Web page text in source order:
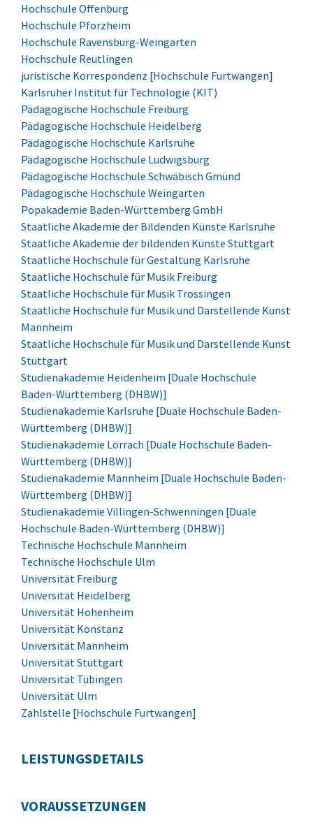
Hochschule Offenburg
Hochschule Pforzheim
Hochschule Ravensburg-Weingarten
Hochschule Reutlingen
juristische Korrespondenz [Hochschule Furtwangen]
Karlsruher Institut für Technologie (KIT)
Pädagogische Hochschule Freiburg
Pädagogische Hochschule Heidelberg
Pädagogische Hochschule Karlsruhe
Pädagogische Hochschule Ludwigsburg
Pädagogische Hochschule Schwäbisch Gmünd
Pädagogische Hochschule Weingarten
Popakademie Baden-Württemberg GmbH
Staatliche Akademie der Bildenden Künste Karlsruhe
Staatliche Akademie der bildenden Künste Stuttgart
Staatliche Hochschule für Gestaltung Karlsruhe
Staatliche Hochschule für Musik Freiburg
Staatliche Hochschule für Musik Trossingen
Staatliche Hochschule für Musik und Darstellende Kunst
Mannheim
Staatliche Hochschule für Musik und Darstellende Kunst
Stuttgart
Studienakademie Heidenheim [Duale Hochschule
Baden-Württemberg (DHBW)]
Studienakademie Karlsruhe [Duale Hochschule Baden-
Württemberg (DHBW)]
Studienakademie Lörrach [Duale Hochschule Baden-
Württemberg (DHBW)]
Studienakademie Mannheim [Duale Hochschule Baden-
Württemberg (DHBW)]
Studienakademie Villingen-Schwenningen [Duale
Hochschule Baden-Württemberg (DHBW)]
Technische Hochschule Mannheim
Technische Hochschule Ulm
Universität Freiburg
Universität Heidelberg
Universität Hohenheim
Universität Konstanz
Universität Mannheim
Universität Stuttgart
Universität Tübingen
Universität Ulm
Zahlstelle [Hochschule Furtwangen]
LEISTUNGSDETAILS
VORAUSSETZUNGEN